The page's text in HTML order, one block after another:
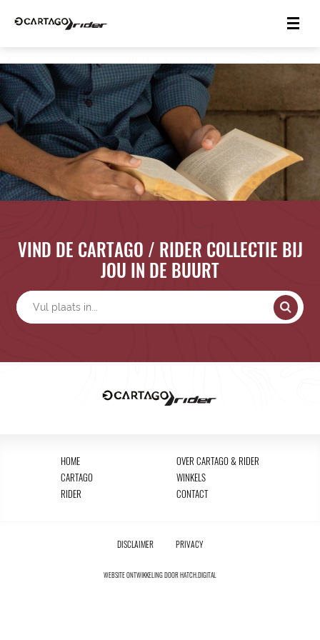
VIND DE CARTAGO / RIDER COLLECTIE BIJ
JOU IN DE BUURT
HOME
CARTAGO
RIDER
OVER CARTAGO & RIDER
WINKELS
CONTACT
DISCLAIMER PRIVACY
WEBSITE ONTWIKKELING DOORHATCH.DIGITAL